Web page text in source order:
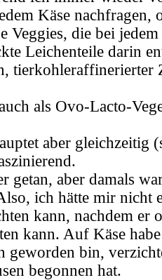
Käse nachfragen,
Veggies, die bei
Leichenteile darin
tierkohleraffinerierter
als Ovo-Lacto-
aber gleichzeitig
getan, aber damals
ich hätte mir nicht
kann, nachdem er
kann. Auf Käse
geworden bin,
begonnen hat.